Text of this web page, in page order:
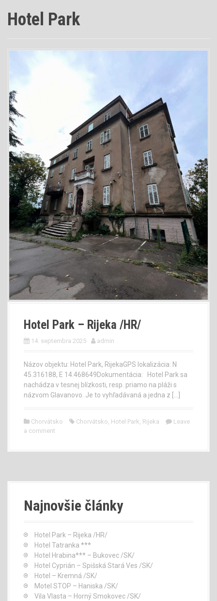
Hotel Park
Hotel Park – Rijeka /HR/
14. septembra 2025 admin
Názov objektu: Hotel Park, RijekaGPS lokalizácia: N
45.316188, E 14.468649Dokumentácia: Hotel Park sa
nachádza v tesnej blízkosti, resp. priamo na pláži s
názvom Glavanovo. Je to vyhľadávaná a jedna z […]
Chorvátsko Chorvátsko, Hotel Park, Rijeka
Leave
a comment
Najnovšie články
Hotel Park – Rijeka /HR/
Hotel Tatranka ***
Hotel Hrabina*** – Bukovec /SK/
Hotel Cyprián – Spišská Stará Ves /SK/
Hotel – Kremná /SK/
Motel STOP – Haniska /SK/
Vila Vlasta – Horný Smokovec /SK/